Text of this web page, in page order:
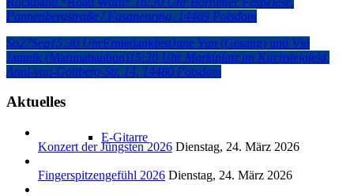
Harfe
E-Gitarre
Pannenbergstraße / Fasanenring, 14469 Potsdam
So27Sep15:30 UhrErntedankfestJune Yun (Gesang) und Vid
Jamnik (Marimabaphon)15:30 Uhr Marktplatz im Kirchsteigfeld
Anni-von-Gottberg-Str. 14, 14480 Potsdam
Aktuelles
Konzert der Jüngsten 2026 Dienstag, 24. März 2026
Fingerspitzengefühl 2026 Dienstag, 24. März 2026